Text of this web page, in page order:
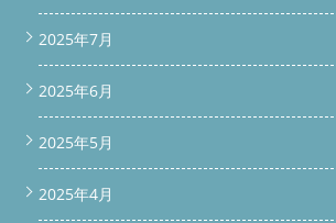
/* 高さスリム */ text-align: center; z-index:
2px 8px rgba(0,0,0,0.3); transition: top 0.3s
bar.show { top: 0; } #scroll-bar a { color: #fff;
bar { position: fixed; bottom: -60px; left: 0;
flex; text-align: center; z-index: 9999;
ease; box-shadow: 0 -2px 8px rgba(0,0,0,0.3);
2025年7月
2025年6月
2025年5月
2025年4月